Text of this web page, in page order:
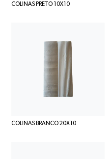
COLINAS PRETO 10X10
COLINAS BRANCO 20X10